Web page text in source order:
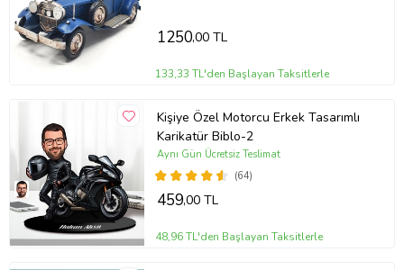
1250,00 TL
133,33 TL'den Başlayan Taksitlerle
Kişiye Özel Motorcu Erkek Tasarımlı
Karikatür Biblo-2
(64)
Aynı Gün Ücretsiz Teslimat
459,00 TL
48,96 TL'den Başlayan Taksitlerle